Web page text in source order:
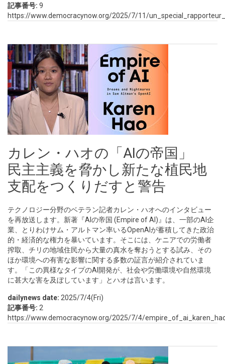
記事番号: 9
https://www.democracynow.org/2025/7/11/
カレン・ハオの「AIの帝国」
民主主義を脅かし新たな植民地
支配をつくりだすと警告
テクノロジー分野のベテラン記者カレン・ハオへのインタビュー
を再放送します。新著『AIの帝国 (Empire of AI)』は、一部のAI企
業、とりわけサム・アルトマン率いるOpenAIが蓄積してきた政治
的・経済的な権力を暴いています。そこには、ケニアでの労働者
搾取、チリの地域住民から大量の真水を奪おうとする試み、その
ほか環境への有害な影響に関する多数の証言が紹介されていま
す。「この異様なタイプのAI開発が、社会や労働環境や自然環境
に甚大な害を及ぼしています」とハオは言います。
dailynews date: 2025/7/4(Fri)
記事番号: 2
https://www.democracynow.org/2025/7/4/